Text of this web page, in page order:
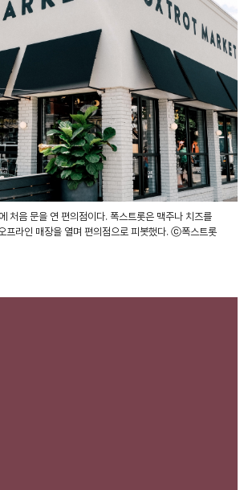
처음 문을 연 편의점이다. 폭스트롯은 맥주나 치즈를
프라인 매장을 열며 편의점으로 피봇했다. ⓒ폭스트롯